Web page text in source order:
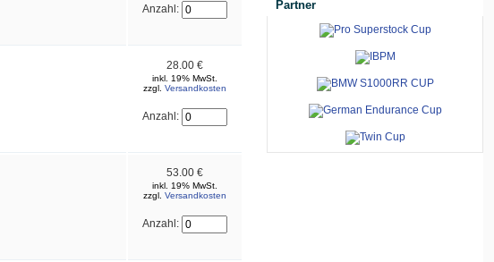
Anzahl:
28.00 €
inkl. 19% MwSt.
zzgl.Versandkosten
Anzahl:
53.00 €
inkl. 19% MwSt.
zzgl.Versandkosten
Anzahl:
Partner